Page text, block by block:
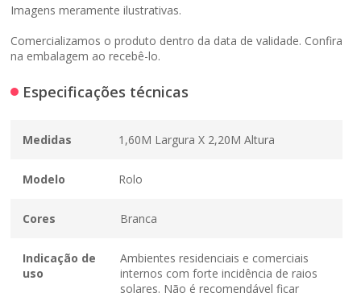
Imagens meramente ilustrativas.
Comercializamos o produto dentro da data de validade. Confira
na embalagem ao recebê-lo.
Especificações técnicas
Medidas 1,60M Largura X 2,20M Altura
Modelo Rolo
Cores Branca
Indicação de
uso
Ambientes residenciais e comerciais
internos com forte incidência de raios
solares. Não é recomendável ficar